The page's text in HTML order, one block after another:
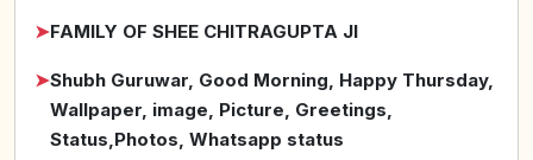
➤FAMILY OF SHEE CHITRAGUPTA JI
➤Shubh Guruwar, Good Morning, Happy Thursday,
Wallpaper, image, Picture, Greetings,
Status,Photos, Whatsapp status